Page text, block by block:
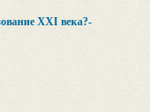
XXI века?-